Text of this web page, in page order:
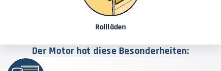
Rollläden
Der Motor hat diese Besonderheiten: